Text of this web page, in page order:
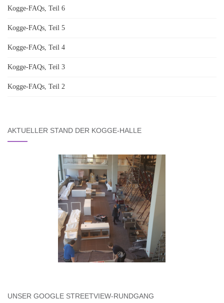
Kogge-FAQs, Teil 6
Kogge-FAQs, Teil 5
Kogge-FAQs, Teil 4
Kogge-FAQs, Teil 3
Kogge-FAQs, Teil 2
AKTUELLER STAND DER KOGGE-HALLE
UNSER GOOGLE STREETVIEW-RUNDGANG